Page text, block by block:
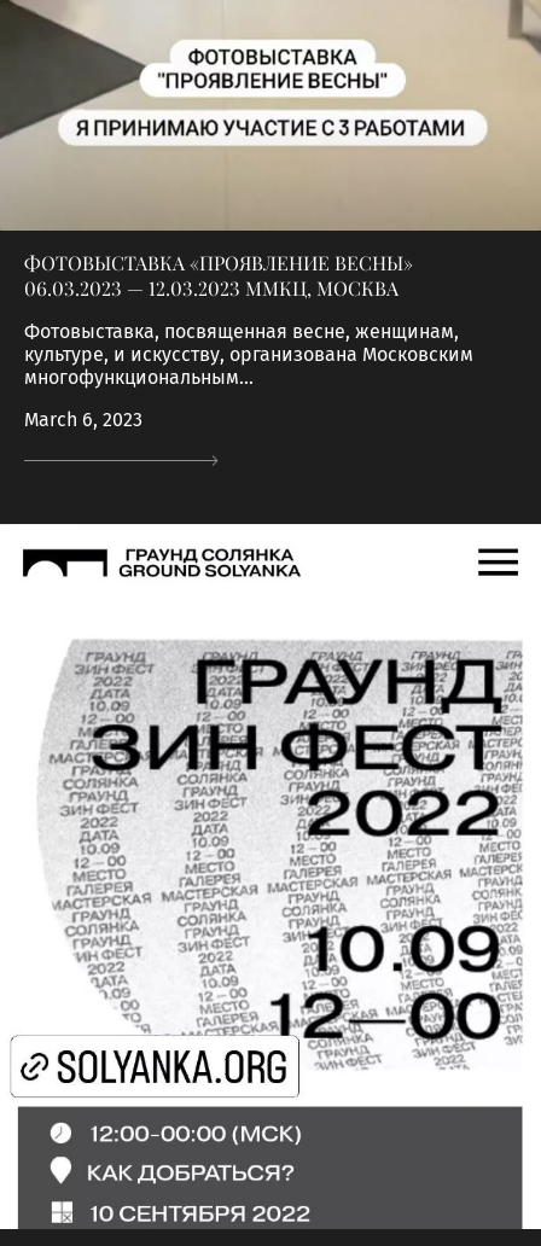
ФОТОВЫСТАВКА «ПРОЯВЛЕНИЕ ВЕСНЫ»
06.03.2023 — 12.03.2023 ММКЦ, МОСКВА
Фотовыставка, посвященная весне, женщинам,
культуре, и искусству, организована Московским
многофункциональным...
March 6, 2023